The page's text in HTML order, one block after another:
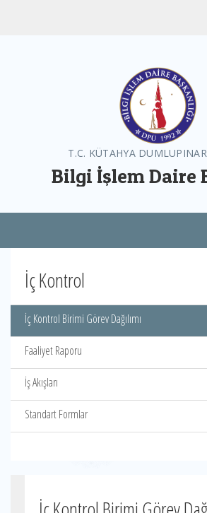
T.C. KÜTAHYA
Bilgi İşlem Daire
İç Kontrol
İç Kontrol Birimi Görev Dağılımı
Faaliyet Raporu
İş Akışları
Standart Formlar